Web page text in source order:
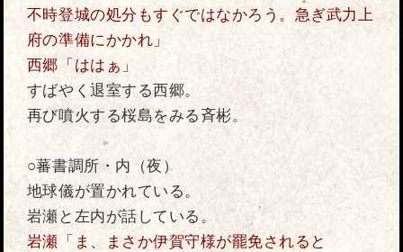
不時登城の処分もすぐではなかろう。急ぎ武力上
府の準備にかかれ」
西郷「ははぁ」
すばやく退室する西郷。
再び噴火する桜島をみる斉彬。
○蕃書調所・内（夜）
地球儀が置かれている。
岩瀬と左内が話している。
岩瀬「ま、まさか伊賀守様が罷免されると